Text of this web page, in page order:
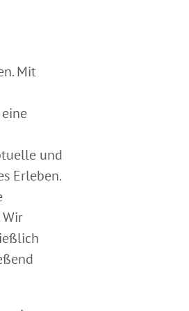
Mit
und
Erleben.